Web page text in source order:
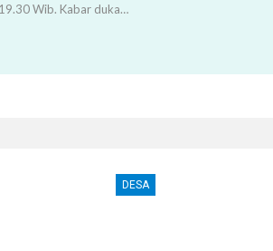
Wib. Kabar duka…
DESA